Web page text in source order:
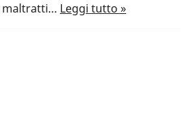
maltratti… Leggi tutto »